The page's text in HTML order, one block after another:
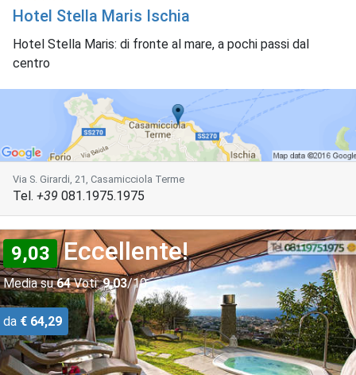
Hotel Stella Maris Ischia
Hotel Stella Maris: di fronte al mare, a pochi passi dal
centro
Via S. Girardi, 21, Casamicciola Terme
Tel. +39 081.1975.1975
9,03 Eccellente!
Media su64Voti: 9,03/10
da € 64,29